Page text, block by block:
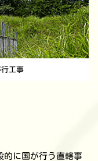
工事
的に国が行う直轄事